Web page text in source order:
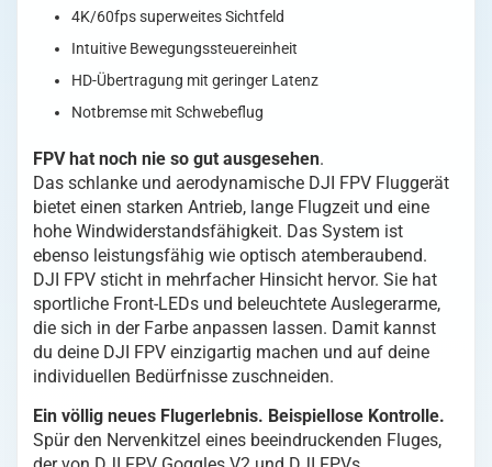
4K/60fps superweites Sichtfeld
Intuitive Bewegungssteuereinheit
HD-Übertragung mit geringer Latenz
Notbremse mit Schwebeflug
FPV hat noch nie so gut ausgesehen.
Das schlanke und aerodynamische DJI FPV Fluggerät
bietet einen starken Antrieb, lange Flugzeit und eine
hohe Windwiderstandsfähigkeit. Das System ist
ebenso leistungsfähig wie optisch atemberaubend.
DJI FPV sticht in mehrfacher Hinsicht hervor. Sie hat
sportliche Front-LEDs und beleuchtete Auslegerarme,
die sich in der Farbe anpassen lassen. Damit kannst
du deine DJI FPV einzigartig machen und auf deine
individuellen Bedürfnisse zuschneiden.
Ein völlig neues Flugerlebnis. Beispiellose Kontrolle.
Spür den Nervenkitzel eines beeindruckenden Fluges,